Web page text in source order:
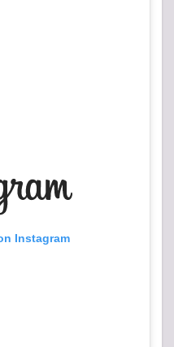
Instagram